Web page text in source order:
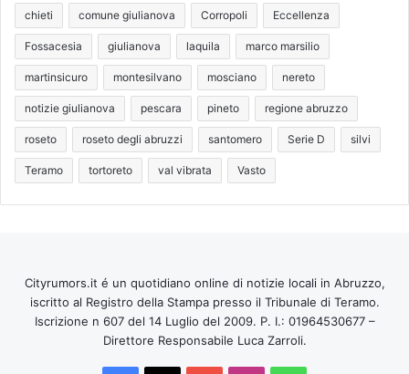
chieti comune giulianova Corropoli Eccellenza
Fossacesia giulianova laquila marco marsilio
martinsicuro montesilvano mosciano nereto
notizie giulianova pescara pineto regione abruzzo
roseto roseto degli abruzzi santomero Serie D silvi
Teramo tortoreto val vibrata Vasto
Cityrumors.it é un quotidiano online di notizie locali in Abruzzo,
iscritto al Registro della Stampa presso il Tribunale di Teramo.
Iscrizione n 607 del 14 Luglio del 2009. P. I.: 01964530677 –
Direttore Responsabile Luca Zarroli.